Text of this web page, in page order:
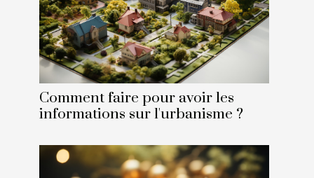
Comment faire pour avoir les
informations sur l'urbanisme ?